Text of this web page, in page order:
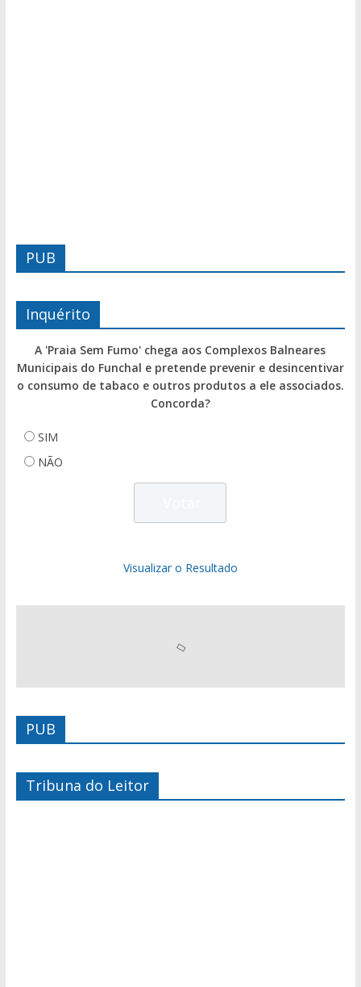
PUB
Inquérito
A 'Praia Sem Fumo' chega aos Complexos Balneares
Municipais do Funchal e pretende prevenir e desincentivar
o consumo de tabaco e outros produtos a ele associados.
Concorda?
SIM
NÃO
Visualizar o Resultado
PUB
Tribuna do Leitor